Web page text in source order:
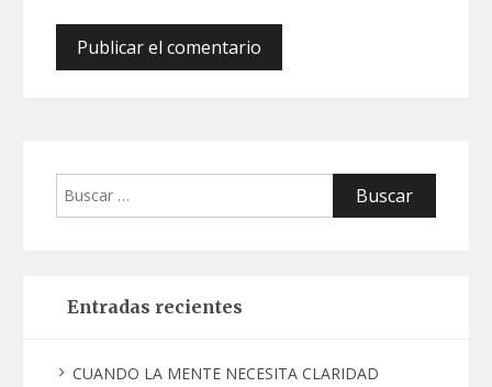
Buscar:
Entradas recientes
CUANDO LA MENTE NECESITA CLARIDAD